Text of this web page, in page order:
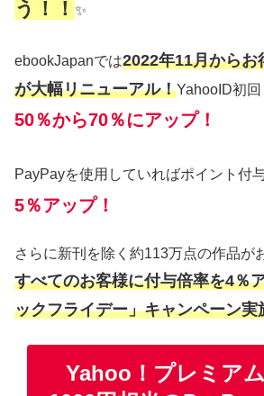
う！！ ✨
ebookJapanでは2022年11月からお
が大幅リニューアル！YahooID初
50％から70％にアップ！
PayPayを使用していればポイント付
5％アップ！
さらに新刊を除く約113万点の作品が
すべてのお客様に付与倍率を4％
ックフライデー」キャンペーン実
Yahoo！プレミア